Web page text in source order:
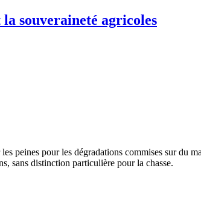
souveraineté agricoles
peines pour les dégradations commises sur du
sans distinction particulière pour la chasse.